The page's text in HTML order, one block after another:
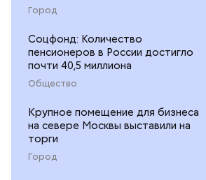
Город
Соцфонд: Количество
пенсионеров в России достигло
почти 40,5 миллиона
Общество
Крупное помещение для бизнеса
на севере Москвы выставили на
торги
Город